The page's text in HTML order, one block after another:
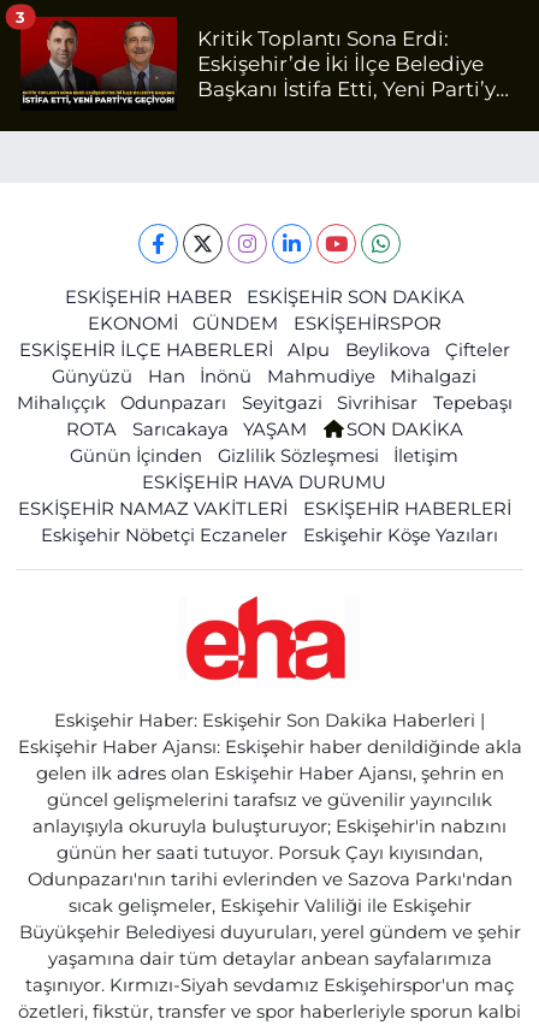
Kritik Toplantı Sona Erdi:
Eskişehir’de İki İlçe Belediye
Başkanı İstifa Etti, Yeni Parti’ye
3
ESKİŞEHİR HABER
ESKİŞEHİR SON DAKİKA
EKONOMİ
GÜNDEM
ESKİŞEHİRSPOR
ESKİŞEHİR İLÇE HABERLERİ
Alpu Beylikova
Çifteler
Günyüzü
Han İnönü Mahmudiye
Mihalgazi
Mihalıççık
Odunpazarı Seyitgazi Sivrihisar
Tepebaşı
ROTA
Sarıcakaya YAŞAM
SON DAKİKA
Günün İçinden
Gizlilik Sözleşmesi
İletişim
ESKİŞEHİR HAVA DURUMU
ESKİŞEHİR NAMAZ VAKİTLERİ
ESKİŞEHİR HABERLERİ
Eskişehir Nöbetçi Eczaneler
Eskişehir Köşe Yazıları
Eskişehir Haber: Eskişehir Son Dakika Haberleri |
Eskişehir Haber Ajansı: Eskişehir haber denildiğinde akla
gelen ilk adres olan Eskişehir Haber Ajansı, şehrin en
güncel gelişmelerini tarafsız ve güvenilir yayıncılık
anlayışıyla okuruyla buluşturuyor; Eskişehir'in nabzını
günün her saati tutuyor. Porsuk Çayı kıyısından,
Odunpazarı'nın tarihi evlerinden ve Sazova Parkı'ndan
sıcak gelişmeler, Eskişehir Valiliği ile Eskişehir
Büyükşehir Belediyesi duyuruları, yerel gündem ve şehir
yaşamına dair tüm detaylar anbean sayfalarımıza
taşınıyor. Kırmızı-Siyah sevdamız Eskişehirspor'un maç
özetleri, fikstür, transfer ve spor haberleriyle sporun kalbi